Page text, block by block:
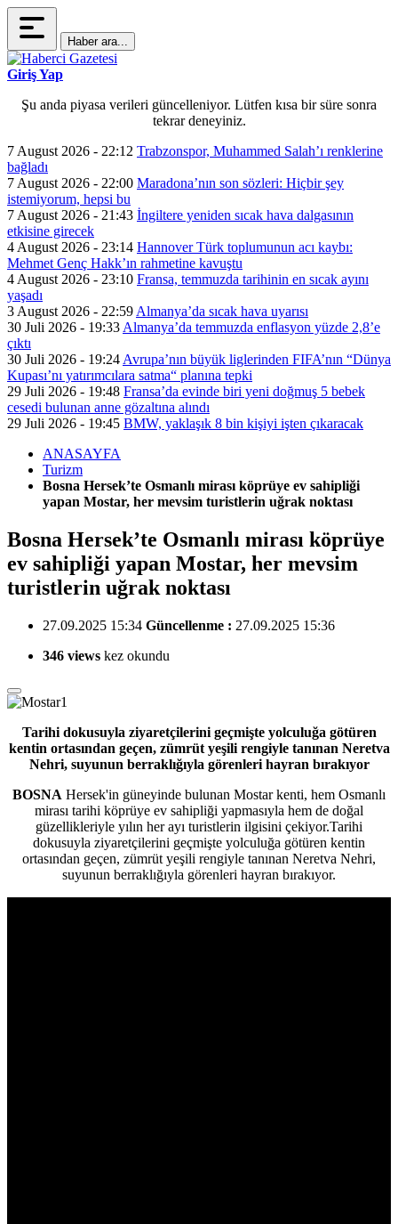
Haber ara...
Giriş Yap
Şu anda piyasa verileri güncelleniyor. Lütfen kısa bir süre sonra
tekrar deneyiniz.
7 August 2026 - 22:12 Trabzonspor, Muhammed Salah’ı renklerine
bağladı
7 August 2026 - 22:00 Maradona’nın son sözleri: Hiçbir şey
istemiyorum, hepsi bu
7 August 2026 - 21:43 İngiltere yeniden sıcak hava dalgasının
etkisine girecek
4 August 2026 - 23:14 Hannover Türk toplumunun acı kaybı:
Mehmet Genç Hakk’ın rahmetine kavuştu
4 August 2026 - 23:10 Fransa, temmuzda tarihinin en sıcak ayını
yaşadı
3 August 2026 - 22:59 Almanya’da sıcak hava uyarısı
30 Juli 2026 - 19:33 Almanya’da temmuzda enflasyon yüzde 2,8’e
çıktı
30 Juli 2026 - 19:24 Avrupa’nın büyük liglerinden FIFA’nın “Dünya
Kupası’nı yatırımcılara satma“ planına tepki
29 Juli 2026 - 19:48 Fransa’da evinde biri yeni doğmuş 5 bebek
cesedi bulunan anne gözaltına alındı
29 Juli 2026 - 19:45 BMW, yaklaşık 8 bin kişiyi işten çıkaracak
ANASAYFA
Turizm
Bosna Hersek’te Osmanlı mirası köprüye ev sahipliği
yapan Mostar, her mevsim turistlerin uğrak noktası
Bosna Hersek’te Osmanlı mirası köprüye
ev sahipliği yapan Mostar, her mevsim
turistlerin uğrak noktası
27.09.2025 15:34 Güncellenme : 27.09.2025 15:36
346 views kez okundu
Tarihi dokusuyla ziyaretçilerini geçmişte yolculuğa götüren
kentin ortasından geçen, zümrüt yeşili rengiyle tanınan Neretva
Nehri, suyunun berraklığıyla görenleri hayran bırakıyor
BOSNA Hersek'in güneyinde bulunan Mostar kenti, hem Osmanlı
mirası tarihi köprüye ev sahipliği yapmasıyla hem de doğal
güzellikleriyle yılın her ayı turistlerin ilgisini çekiyor.Tarihi
dokusuyla ziyaretçilerini geçmişte yolculuğa götüren kentin
ortasından geçen, zümrüt yeşili rengiyle tanınan Neretva Nehri,
suyunun berraklığıyla görenleri hayran bırakıyor.